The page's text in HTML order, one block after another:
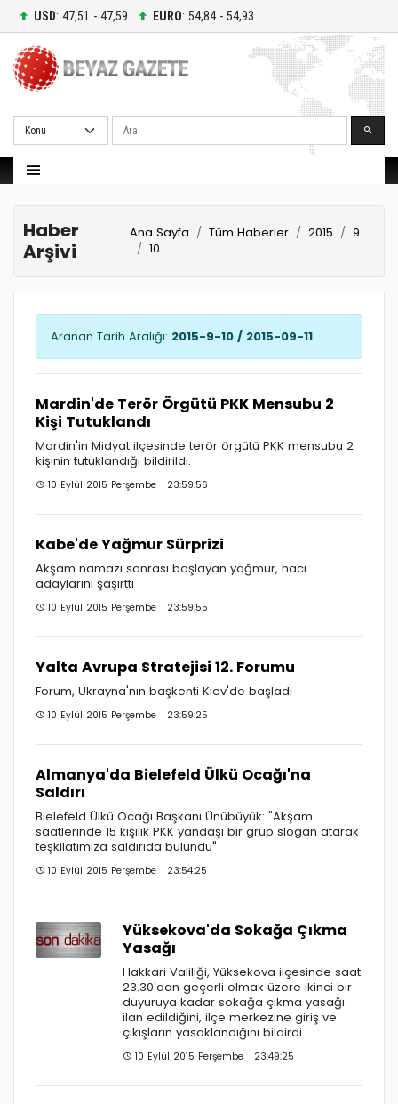
USD: 47,51 - 47,59 EURO: 54,84 - 54,93
Ara
Haber
Arşivi
Ana Sayfa Tüm Haberler 2015
9
10
Aranan Tarih Aralığı: 2015-9-10 / 2015-09-11
Mardin'de Terör Örgütü PKK Mensubu 2
Kişi Tutuklandı
Mardin'in Midyat ilçesinde terör örgütü PKK mensubu 2
kişinin tutuklandığı bildirildi.
10 Eylül 2015 Perşembe 23:59:56
Kabe'de Yağmur Sürprizi
Akşam namazı sonrası başlayan yağmur, hacı
adaylarını şaşırttı
10 Eylül 2015 Perşembe 23:59:55
Yalta Avrupa Stratejisi 12. Forumu
Forum, Ukrayna'nın başkenti Kiev'de başladı
10 Eylül 2015 Perşembe 23:59:25
Almanya'da Bielefeld Ülkü Ocağı'na
Saldırı
Bielefeld Ülkü Ocağı Başkanı Ünübüyük: "Akşam
saatlerinde 15 kişilik PKK yandaşı bir grup slogan atarak
teşkilatımıza saldırıda bulundu"
10 Eylül 2015 Perşembe 23:54:25
Yüksekova'da Sokağa Çıkma
Yasağı
Hakkari Valiliği, Yüksekova ilçesinde saat
23.30'dan geçerli olmak üzere ikinci bir
duyuruya kadar sokağa çıkma yasağı
ilan edildiğini, ilçe merkezine giriş ve
çıkışların yasaklandığını bildirdi
10 Eylül 2015 Perşembe 23:49:25